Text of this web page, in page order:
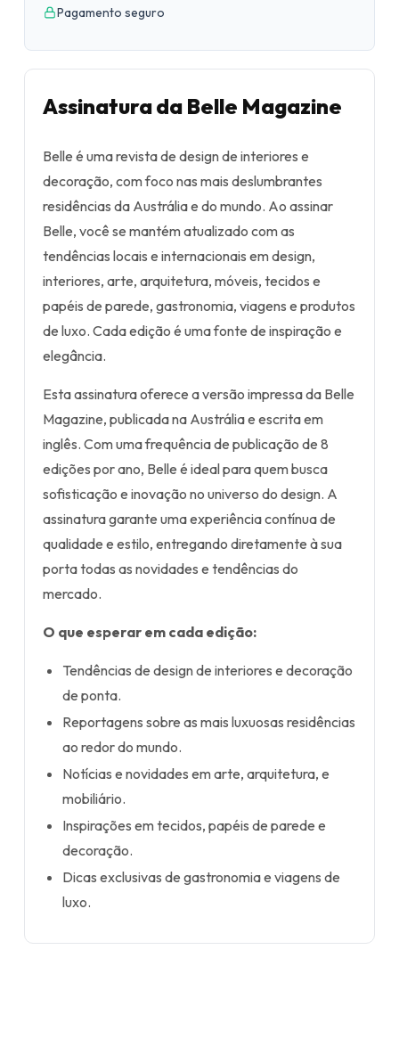
Pagamento seguro
Assinatura da Belle Magazine
Belle é uma revista de design de interiores e
decoração, com foco nas mais deslumbrantes
residências da Austrália e do mundo. Ao assinar
Belle, você se mantém atualizado com as
tendências locais e internacionais em design,
interiores, arte, arquitetura, móveis, tecidos e
papéis de parede, gastronomia, viagens e produtos
de luxo. Cada edição é uma fonte de inspiração e
elegância.
Esta assinatura oferece a versão impressa da Belle
Magazine, publicada na Austrália e escrita em
inglês. Com uma frequência de publicação de 8
edições por ano, Belle é ideal para quem busca
sofisticação e inovação no universo do design. A
assinatura garante uma experiência contínua de
qualidade e estilo, entregando diretamente à sua
porta todas as novidades e tendências do
mercado.
O que esperar em cada edição:
Tendências de design de interiores e decoração
de ponta.
Reportagens sobre as mais luxuosas residências
ao redor do mundo.
Notícias e novidades em arte, arquitetura, e
mobiliário.
Inspirações em tecidos, papéis de parede e
decoração.
Dicas exclusivas de gastronomia e viagens de
luxo.